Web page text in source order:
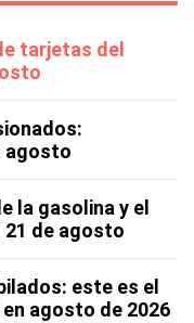
tarjetas del
agosto
la gasolina y el
21 de agosto
este es el
agosto de 2026